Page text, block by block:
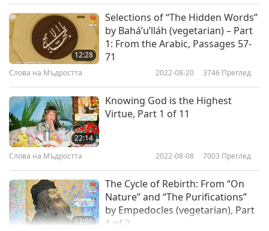
12:28
Selections of “The Hidden Words”
by Bahá’u’lláh (vegetarian) – Part
1: From the Arabic, Passages 57-
71
Слова на Мъдростта 2022-08-20 3746 Преглед
22:14
Knowing God is the Highest
Virtue, Part 1 of 11
Слова на Мъдростта 2022-08-08 7003 Преглед
13:01
The Cycle of Rebirth: From “On
Nature” and “The Purifications”
by Empedocles (vegetarian), Part
1 of 2